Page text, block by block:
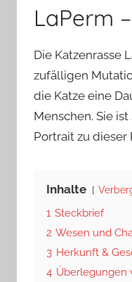
LaPerm
Die Katzenrasse
zufälligen
die Katze eine
Menschen. Sie
Portrait zu dieser
Inhalte
1 Steckbrief
2 Wesen und
3 Herkunft &
4 Überlegungen